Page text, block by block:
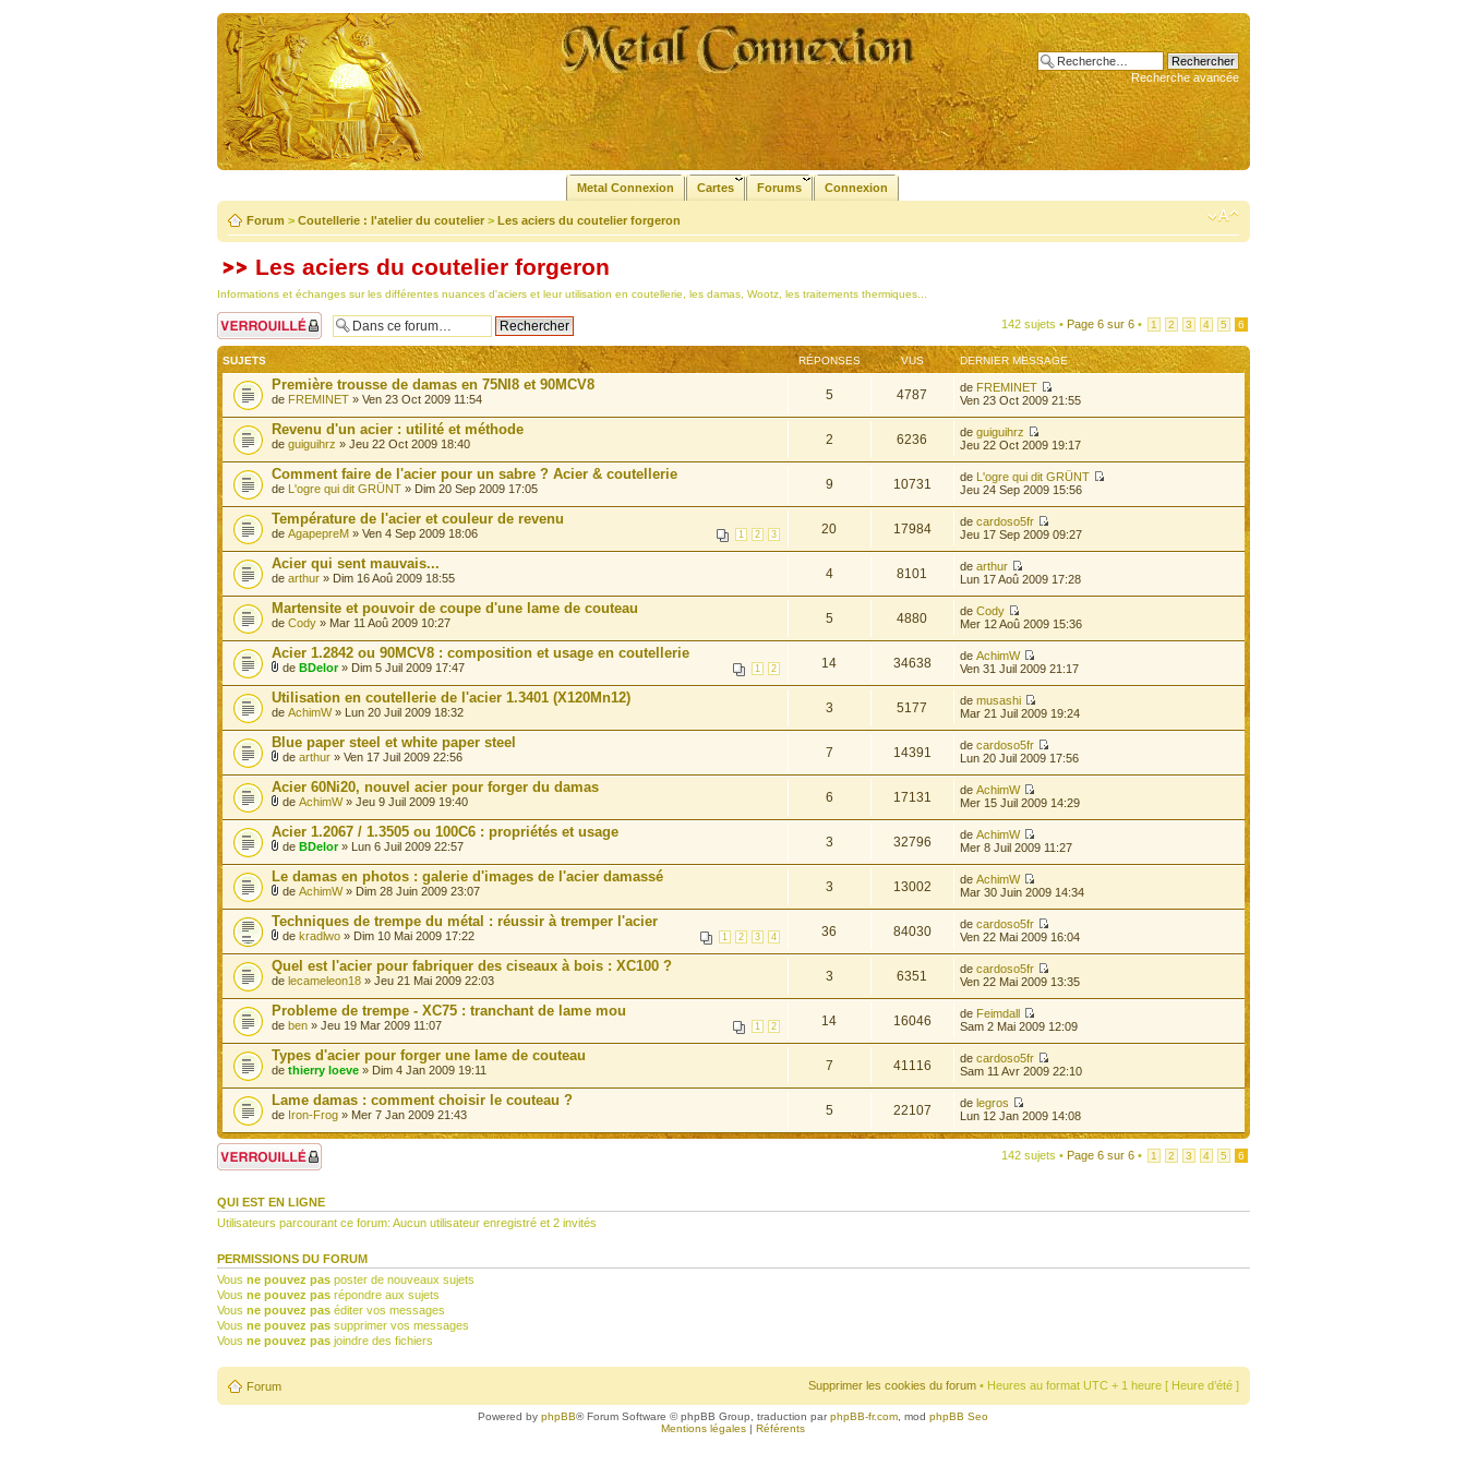
Recherche avancée
Metal Connexion Cartes Forums Connexion
Forum > Coutellerie : l'atelier du coutelier > Les aciers du coutelier forgeron
Les aciers du coutelier forgeron
Informations et échanges sur les différentes nuances d'aciers et leur utilisation en coutellerie, les damas, Wootz, les traitements thermiques...
Forum verrouillé 142 sujets • Page 6sur 6• 1 2 3 4 5 6
SUJETS RÉPONSES VUS DERNIER MESSAGE
Première trousse de damas en 75NI8 et 90MCV8
de FREMINET» Ven 23 Oct 2009 11:54 5 4787 de FREMINET
Ven 23 Oct 2009 21:55
Revenu d'un acier : utilité et méthode
de guiguihrz » Jeu 22 Oct 2009 18:40 2 6236 de guiguihrz
Jeu 22 Oct 2009 19:17
Comment faire de l'acier pour un sabre ? Acier & coutellerie
de L'ogre qui dit GRÜNT» Dim 20 Sep 2009 17:05 9 10731 de L'ogre qui dit GRÜNT
Jeu 24 Sep 2009 15:56
Température de l'acier et couleur de revenu
1 2 3
de AgapepreM» Ven 4 Sep 2009 18:06 20 17984 de cardoso5fr
Jeu 17 Sep 2009 09:27
Acier qui sent mauvais...
de arthur» Dim 16 Aoû 2009 18:55 4 8101 de arthur
Lun 17 Aoû 2009 17:28
Martensite et pouvoir de coupe d'une lame de couteau
de Cody» Mar 11 Aoû 2009 10:27 5 4880 de Cody
Mer 12 Aoû 2009 15:36
Acier 1.2842 ou 90MCV8 : composition et usage en coutellerie
1 2
de BDelor» Dim 5 Juil 2009 17:47 14 34638 de AchimW
Ven 31 Juil 2009 21:17
Utilisation en coutellerie de l'acier 1.3401 (X120Mn12)
de AchimW» Lun 20 Juil 2009 18:32 3 5177 de musashi
Mar 21 Juil 2009 19:24
Blue paper steel et white paper steel
de arthur» Ven 17 Juil 2009 22:56 7 14391 de cardoso5fr
Lun 20 Juil 2009 17:56
Acier 60Ni20, nouvel acier pour forger du damas
de AchimW» Jeu 9 Juil 2009 19:40 6 17131 de AchimW
Mer 15 Juil 2009 14:29
Acier 1.2067 / 1.3505 ou 100C6 : propriétés et usage
de BDelor» Lun 6 Juil 2009 22:57 3 32796 de AchimW
Mer 8 Juil 2009 11:27
Le damas en photos : galerie d'images de l'acier damassé
de AchimW» Dim 28 Juin 2009 23:07 3 13002 de AchimW
Mar 30 Juin 2009 14:34
Techniques de trempe du métal : réussir à tremper l'acier
1 2 3 4
de kradlwo» Dim 10 Mai 2009 17:22 36 84030 de cardoso5fr
Ven 22 Mai 2009 16:04
Quel est l'acier pour fabriquer des ciseaux à bois : XC100 ?
de lecameleon18» Jeu 21 Mai 2009 22:03 3 6351 de cardoso5fr
Ven 22 Mai 2009 13:35
Probleme de trempe - XC75 : tranchant de lame mou
1 2
de ben» Jeu 19 Mar 2009 11:07 14 16046 de Feimdall
Sam 2 Mai 2009 12:09
Types d'acier pour forger une lame de couteau
de thierry loeve» Dim 4 Jan 2009 19:11 7 41116 de cardoso5fr
Sam 11 Avr 2009 22:10
Lame damas : comment choisir le couteau ?
de Iron-Frog» Mer 7 Jan 2009 21:43 5 22107 de legros
Lun 12 Jan 2009 14:08
Forum verrouillé 142 sujets • Page 6sur 6• 1 2 3 4 5 6
QUI EST EN LIGNE
Utilisateurs parcourant ce forum: Aucun utilisateur enregistré et 2 invités
PERMISSIONS DU FORUM
Vous ne pouvez pasposter de nouveaux sujets
Vous ne pouvez pasrépondre aux sujets
Vous ne pouvez paséditer vos messages
Vous ne pouvez passupprimer vos messages
Vous ne pouvez pasjoindre des fichiers
Forum Supprimer les cookies du forum• Heures au format UTC + 1 heure [ Heure d’été ]
Powered by phpBB® Forum Software © phpBB Group, traduction parphpBB-fr.com , mod phpBB Seo
Mentions légales | Référents